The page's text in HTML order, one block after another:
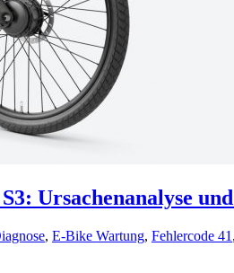
Ursachenanalyse
, E-Bike Wartung, Fehlercode 41 ,